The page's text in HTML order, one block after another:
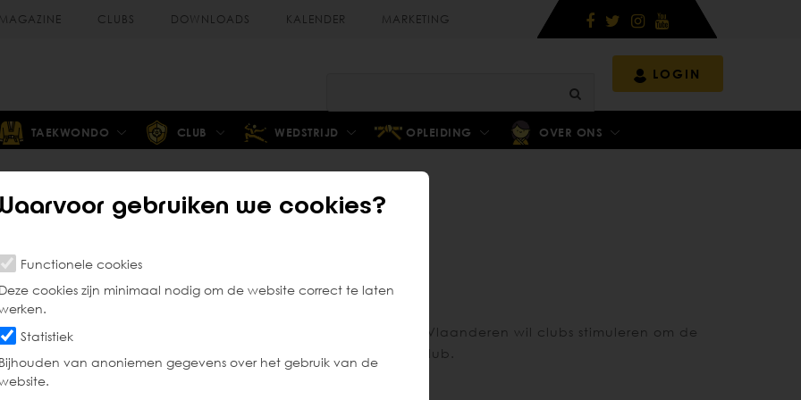
gebruiken we cookies?
Functionele cookies
Deze cookies zijn minimaal nodig om de website correct te laten
Statistiek
Bijhouden van anoniemen gegevens over het gebruik van de
MAGAZINE CLUBS DOWNLOADS KALENDER MARKETING
LOGIN
TAEKWONDO CLUB WEDSTRIJD OPLEIDING OVER ONS
voor een gasttraining in jouw club? Dat kan! Taekwondo Vlaanderen wil clubs stimuleren om de
club
uitnodigen bij jou in de club.